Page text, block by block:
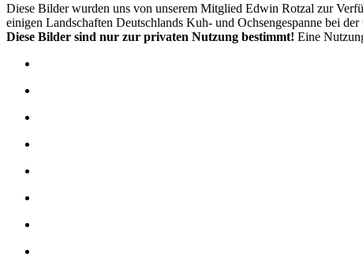
Diese Bilder wurden uns von unserem Mitglied Edwin Rotzal zur
einigen Landschaften Deutschlands Kuh- und Ochsengespanne bei
Diese Bilder sind nur zur privaten Nutzung bestimmt! Eine